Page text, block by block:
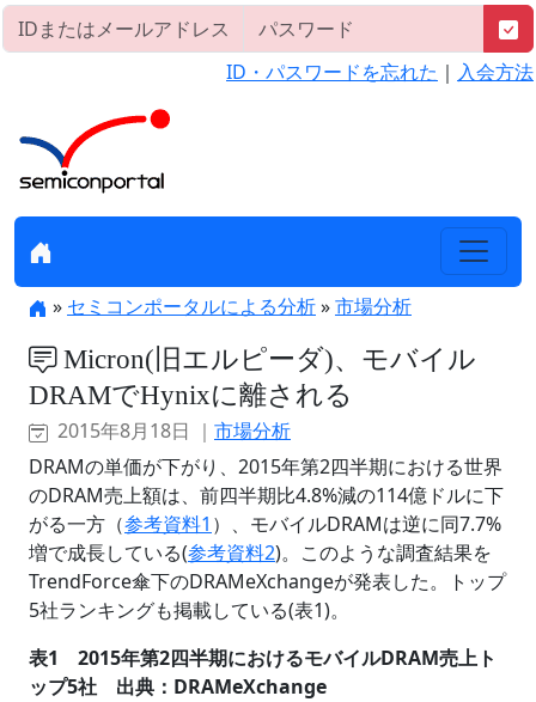
ID・パスワードを忘れた ｜ 入会方法
» セミコンポータルによる分析»市場分析
Micron(旧エルピーダ)、モバイル
DRAMでHynixに離される
2015年8月18日 ｜ 市場分析
DRAMの単価が下がり、2015年第2四半期における世界
のDRAM売上額は、前四半期比4.8%減の114億ドルに下
がる一方（参考資料1 ）、モバイルDRAMは逆に同7.7%
増で成長している(参考資料2)。このような調査結果を
TrendForce傘下のDRAMeXchangeが発表した。トップ
5社ランキングも掲載している(表1)。
表1 2015年第2四半期におけるモバイルDRAM売上ト
ップ5社 出典：DRAMeXchange